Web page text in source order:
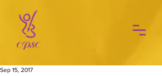
Sep 15, 2017